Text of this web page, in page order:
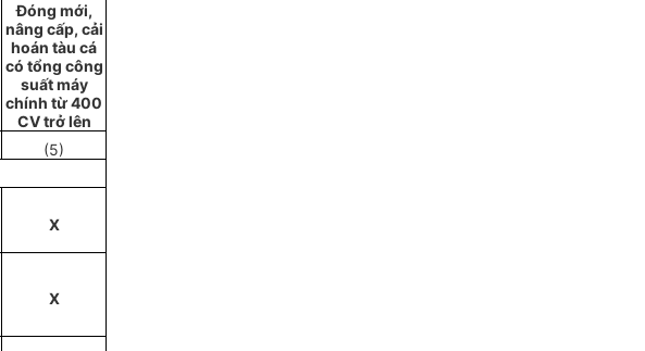
Đóng mới,
nâng cấp, cải
hoán tàu cá
có tổng công
suất máy
chính từ 400
CV trở lên
(5)
X
X